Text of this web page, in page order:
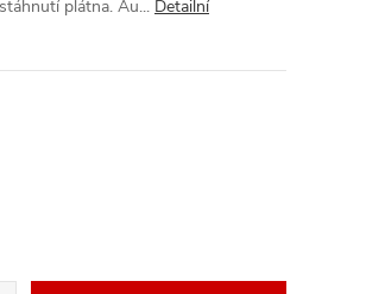
plátna. Au... Detailní